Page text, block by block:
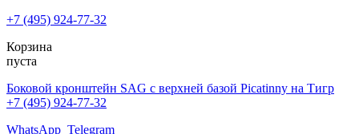
+7 (495) 924-77-32
Корзина
пуста
Боковой кронштейн SAG с верхней базой Picatinny на Тигр
+7 (495) 924-77-32
WhatsApp Telegram